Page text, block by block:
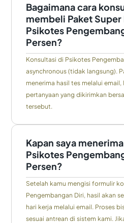
Bagaimana cara
membeli Paket
Psikotes
Persen?
Konsultasi di Psikotes
asynchronous (tidak langsung).
menerima hasil tes melalui
pertanyaan yang dikirimkan
tersebut.
Kapan saya
Psikotes
Persen?
Setelah kamu mengisi formulir
Pengembangan Diri, hasil akan
hari kerja melalui email. Proses
sesuai antrean di sistem kami.